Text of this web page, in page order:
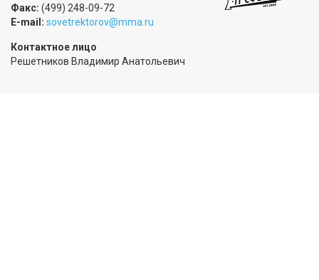
Факс: (499) 248-09-72
E-mail: sovetrektorov@mma.ru
Контактное лицо
Решетников Владимир Анатольевич